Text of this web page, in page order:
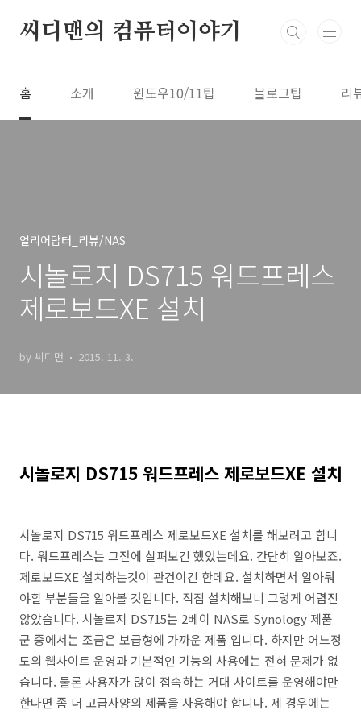
씨디맨의 컴퓨터이야기
홈 소개 윈도우10/11팁 블로그팁 리
얼리어답터_리뷰/NAS
시놀로지 DS715 워드프레스
제로보드XE 설치
by 씨디맨 2015. 11. 3.
시놀로지 DS715 워드프레스 제로보드XE 설치
시놀로지 DS715 워드프레스 제로보드XE 설치를 해보려고 합니
다. 워드프레스는 그전에 살펴보긴 했었는데요. 간단히 알아보죠.
제로보드XE 설치하는것이 관건이긴 한데요. 설치하면서 알아둬
야할 부분들을 알아볼 것입니다. 직접 설치해보니 그렇게 어렵진
않았습니다. 시놀로지 DS715는 2베이 NAS로 Synology 제품
군 중에서는 조금은 보급형에 가까운 제품 입니다. 하지만 어느정
도의 웹사이트 운영과 기본적인 기능의 사용에는 전혀 문제가 없
습니다. 물론 사용자가 많이 접속하는 거대 사이트를 운영해야만
한다면 좀 더 고급사양의 제품을 사용해야 합니다. 제 경우에는